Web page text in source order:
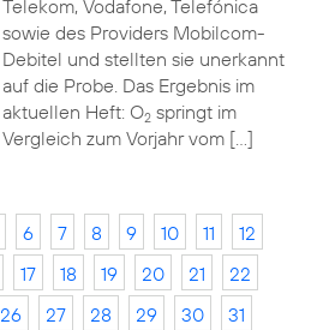
Telekom, Vodafone, Telefónica
sowie des Providers Mobilcom-
Debitel und stellten sie unerkannt
auf die Probe. Das Ergebnis im
aktuellen Heft: O2springt im
Vergleich zum Vorjahr vom […]
6 7 8 9 10 11
12
17 18 19 20 21
22
26 27 28 29 30
31